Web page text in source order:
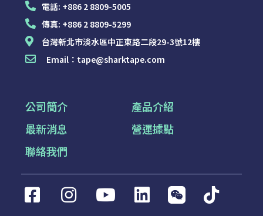
電話: +886 2 8809-5005
傳真: +886 2 8809-5299
台灣新北市淡水區中正東路二段29-3號12樓
Email： tape@sharktape.com
公司簡介
產品介紹
最新消息
營運據點
聯絡我們